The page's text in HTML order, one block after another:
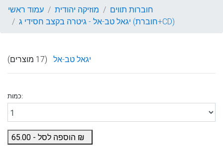
עמוד ראשי מוזיקה יהודית
חוברות תווים
יגאל טב-אל - גיטרה בקצב חסידי ג (חוברת+CD)
יגאל טב-אל (17 מוצרים)
כמות:
הוספה לסל - 65.00